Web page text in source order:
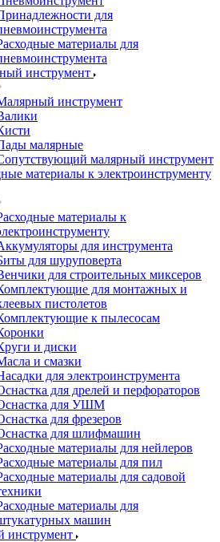
для
материалы для
инструмент
инструмент
малярные
малярный инструмент
материалы к электроинструменту
материалы к
для инструмента
для шуруповерта
для строительных миксеров
для монтажных и
пистолетов
к пылесосам
и диски
и смазки
для электроинструмента
для дрелей и перфораторов
для УШМ
для фрезеров
для шлифмашин
материалы для нейлеров
материалы для пил
материалы для садовой
материалы для
машин
инструмент